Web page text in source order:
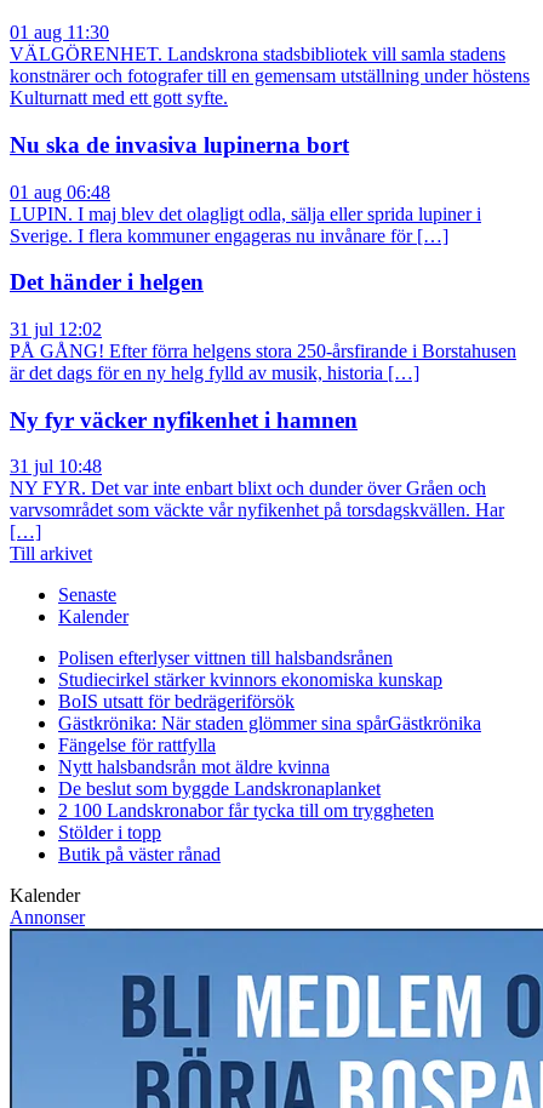
01 aug 11:30
VÄLGÖRENHET. Landskrona stadsbibliotek vill samla stadens
konstnärer och fotografer till en gemensam utställning under höstens
Kulturnatt med ett gott syfte.
Nu ska de invasiva lupinerna bort
01 aug 06:48
LUPIN. I maj blev det olagligt odla, sälja eller sprida lupiner i
Sverige. I flera kommuner engageras nu invånare för […]
Det händer i helgen
31 jul 12:02
PÅ GÅNG! Efter förra helgens stora 250-årsfirande i Borstahusen
är det dags för en ny helg fylld av musik, historia […]
Ny fyr väcker nyfikenhet i hamnen
31 jul 10:48
NY FYR. Det var inte enbart blixt och dunder över Gråen och
varvsområdet som väckte vår nyfikenhet på torsdagskvällen. Har
[…]
Till arkivet
Senaste
Kalender
Polisen efterlyser vittnen till halsbandsrånen
Studiecirkel stärker kvinnors ekonomiska kunskap
BoIS utsatt för bedrägeriförsök
Gästkrönika: När staden glömmer sina spårGästkrönika
Fängelse för rattfylla
Nytt halsbandsrån mot äldre kvinna
De beslut som byggde Landskronaplanket
2 100 Landskronabor får tycka till om tryggheten
Stölder i topp
Butik på väster rånad
Kalender
Annonser